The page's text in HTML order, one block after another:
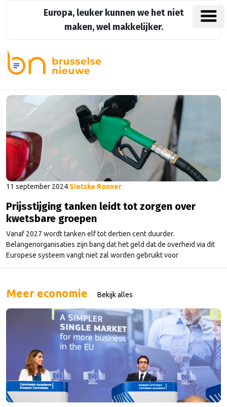
Europa, leuker kunnen we het niet
maken, wel makkelijker.
11 september 2024 Sietske Ronner
Prijsstijging tanken leidt tot zorgen over
kwetsbare groepen
Vanaf 2027 wordt tanken elf tot dertien cent duurder.
Belangenorganisaties zijn bang dat het geld dat de overheid via dit
Europese systeem vangt niet zal worden gebruikt voor
herinvestering in duurzame mobiliteit, maar voor het dichten van de
Meer economie Bekijk alles